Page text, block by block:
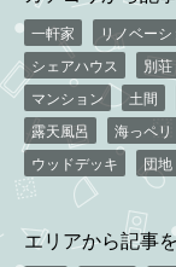
一軒家 リノベー
シェアハウス
別荘
マンション
土間
露天風呂
海っペリ
ウッドデッキ
団地
エリアから記事